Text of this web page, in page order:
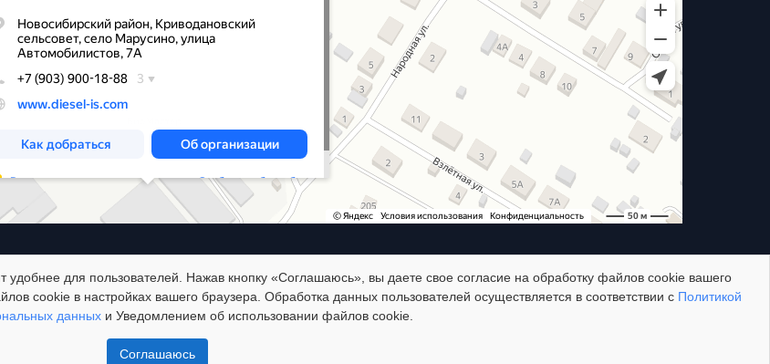
@2025 все права защищены
для пользователей. Нажав кнопку «Соглашаюсь», вы даете свое согласие на обработку файлов cookie вашего
cookie в настройках вашего браузера. Обработка данных пользователей осуществляется в соответствии с Политикой
данных и Уведомлением об использовании файлов cookie.
Соглашаюсь